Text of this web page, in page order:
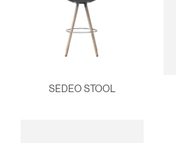
SEDEO STOOL